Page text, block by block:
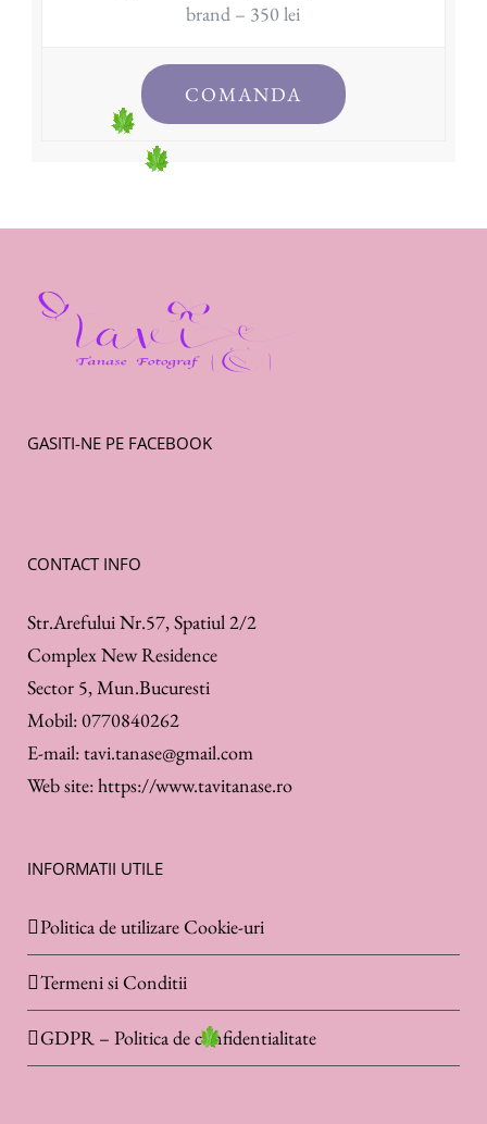
brand – 350 lei
COMANDA
GASITI-NE PE FACEBOOK
CONTACT INFO
Str.Arefului Nr.57, Spatiul 2/2
Complex New Residence
Sector 5, Mun.Bucuresti
Mobil:0770840262
E-mail:tavi.tanase@gmail.com
Web site:https://www.tavitanase.ro
INFORMATII UTILE
Politica de utilizare Cookie-uri
Termeni si Conditii
GDPR – Politica de confidentialitate